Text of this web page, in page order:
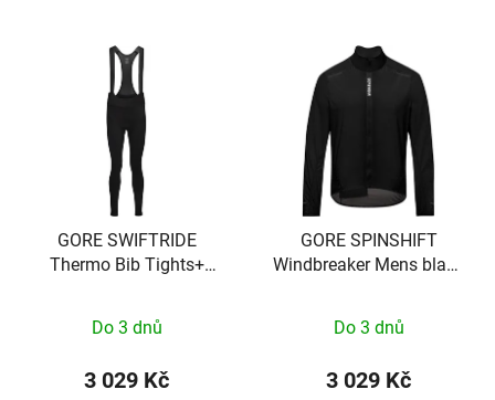
GORE SWIFTRIDE
Thermo Bib Tights+
Do 3 dnů
3 029 Kč
GORE SPINSHIFT
Windbreaker Mens black
Do 3 dnů
3 029 Kč